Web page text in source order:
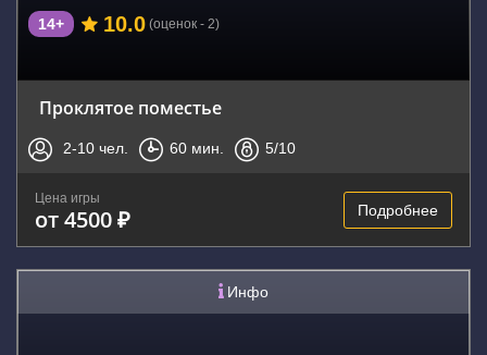
14+ 10.0 (оценок - 2)
Проклятое поместье
2-10 чел. 60 мин. 5/10
Цена игры
от 4500 ₽ Подробнее
Инфо